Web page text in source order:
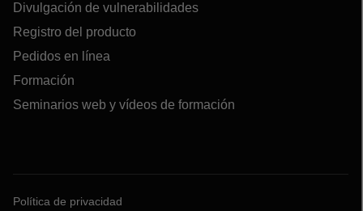
Divulgación de vulnerabilidades
Registro del producto
Pedidos en línea
Formación
Seminarios web y vídeos de formación
Política de privacidad